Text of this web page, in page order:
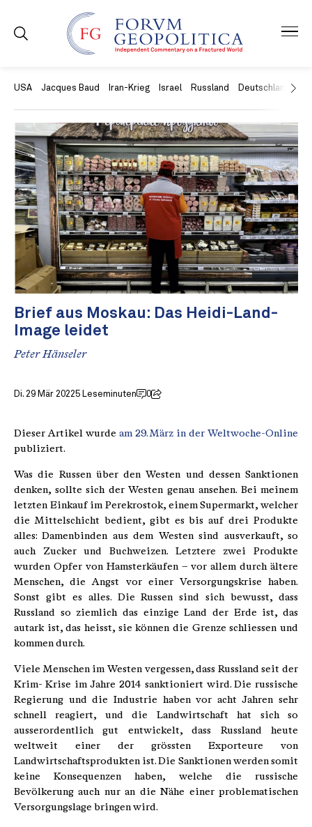
USA Jacques Baud Iran-Krieg Israel Russland Deutschland
Brief aus Moskau: Das Heidi-Land-
Image leidet
Peter Hänseler
Di. 29 Mär 20225 Leseminuten 0
Dieser Artikel wurde am 29. März in der Weltwoche-Online
publiziert.
Was die Russen über den Westen und dessen Sanktionen
denken, sollte sich der Westen genau ansehen. Bei meinem
letzten Einkauf im Perekrostok, einem Supermarkt, welcher
die Mittelschicht bedient, gibt es bis auf drei Produkte
alles: Damenbinden aus dem Westen sind ausverkauft, so
auch Zucker und Buchweizen. Letztere zwei Produkte
wurden Opfer von Hamsterkäufen – vor allem durch ältere
Menschen, die Angst vor einer Versorgungskrise haben.
Sonst gibt es alles. Die Russen sind sich bewusst, dass
Russland so ziemlich das einzige Land der Erde ist, das
autark ist, das heisst, sie können die Grenze schliessen und
kommen durch.
Viele Menschen im Westen vergessen, dass Russland seit der
Krim- Krise im Jahre 2014 sanktioniert wird. Die russische
Regierung und die Industrie haben vor acht Jahren sehr
schnell reagiert, und die Landwirtschaft hat sich so
ausserordentlich gut entwickelt, dass Russland heute
weltweit einer der grössten Exporteure von
Landwirtschaftsprodukten ist. Die Sanktionen werden somit
keine Konsequenzen haben, welche die russische
Bevölkerung auch nur an die Nähe einer problematischen
Versorgungslage bringen wird.